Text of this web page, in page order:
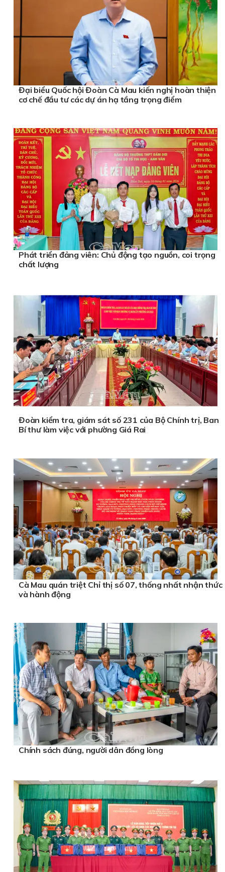
Đại biểu Quốc hội Đoàn Cà Mau kiến nghị hoàn thiện
cơ chế đầu tư các dự án hạ tầng trọng điểm
Phát triển đảng viên: Chủ động tạo nguồn, coi trọng
chất lượng
Đoàn kiểm tra, giám sát số 231 của Bộ Chính trị, Ban
Bí thư làm việc với phường Giá Rai
Cà Mau quán triệt Chỉ thị số 07, thống nhất nhận thức
và hành động
Chính sách đúng, người dân đồng lòng